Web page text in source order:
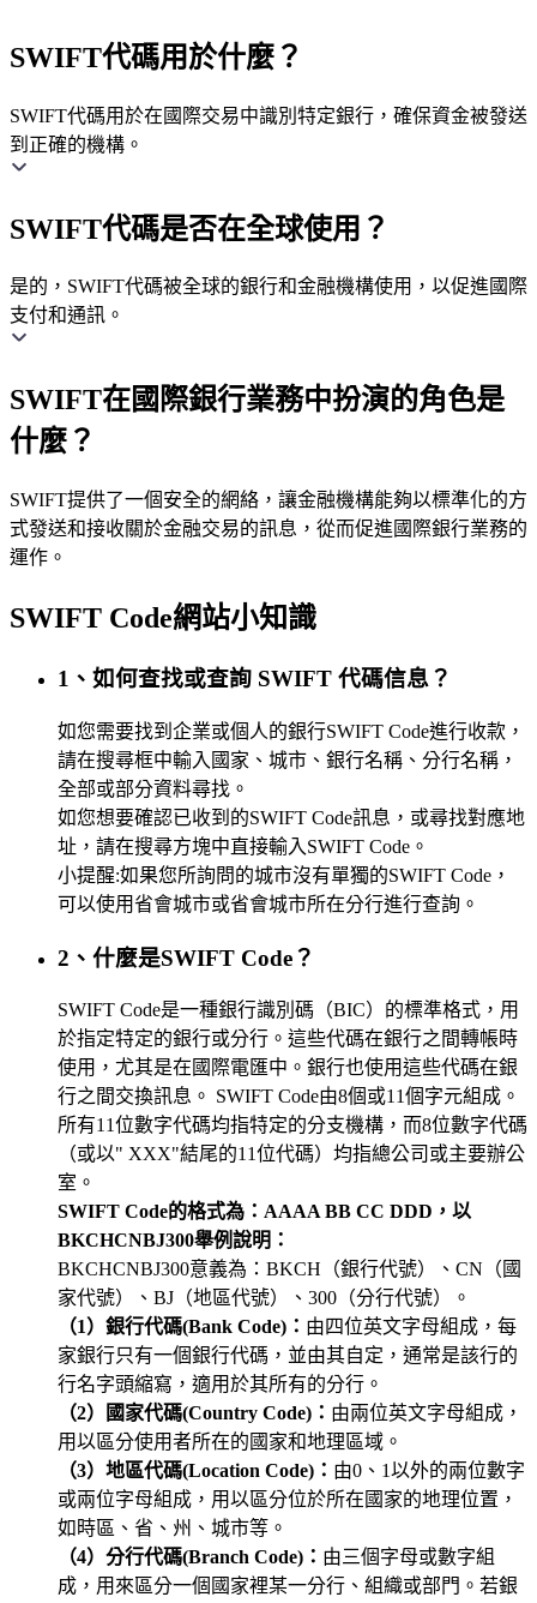
SWIFT代碼用於什麼？
SWIFT代碼用於在國際交易中識別特定銀行，確保資金被發送
到正確的機構。
SWIFT代碼是否在全球使用？
是的，SWIFT代碼被全球的銀行和金融機構使用，以促進國際
支付和通訊。
SWIFT在國際銀行業務中扮演的角色是
什麼？
SWIFT提供了一個安全的網絡，讓金融機構能夠以標準化的方
式發送和接收關於金融交易的訊息，從而促進國際銀行業務的
運作。
SWIFT Code網站小知識
1、如何查找或查詢 SWIFT 代碼信息？
如您需要找到企業或個人的銀行SWIFT Code進行收款，
請在搜尋框中輸入國家、城市、銀行名稱、分行名稱，
全部或部分資料尋找。
如您想要確認已收到的SWIFT Code訊息，或尋找對應地
址，請在搜尋方塊中直接輸入SWIFT Code。
小提醒:如果您所詢問的城市沒有單獨的SWIFT Code，
可以使用省會城市或省會城市所在分行進行查詢。
2、什麼是SWIFT Code？
SWIFT Code是一種銀行識別碼（BIC）的標準格式，用
於指定特定的銀行或分行。這些代碼在銀行之間轉帳時
使用，尤其是在國際電匯中。銀行也使用這些代碼在銀
行之間交換訊息。 SWIFT Code由8個或11個字元組成。
所有11位數字代碼均指特定的分支機構，而8位數字代碼
（或以" XXX"結尾的11位代碼）均指總公司或主要辦公
室。
SWIFT Code的格式為：AAAA BB CC DDD，以
BKCHCNBJ300舉例說明：
BKCHCNBJ300意義為：BKCH（銀行代號）、CN（國
家代號）、BJ（地區代號）、300（分行代號）。
（1）銀行代碼(Bank Code)： 由四位英文字母組成，每
家銀行只有一個銀行代碼，並由其自定，通常是該行的
行名字頭縮寫，適用於其所有的分行。
（2）國家代碼(Country Code)： 由兩位英文字母組成，
用以區分使用者所在的國家和地理區域。
（3）地區代碼(Location Code)： 由0、1以外的兩位數字
或兩位字母組成，用以區分位於所在國家的地理位置，
如時區、省、州、城市等。
（4）分行代碼(Branch Code)： 由三個字母或數字組
成，用來區分一個國家裡某一分行、組織或部門。若銀